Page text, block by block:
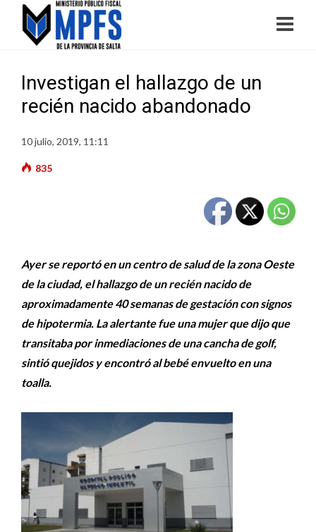
Investigan el hallazgo de un
recién nacido abandonado
10 julio, 2019, 11:11
835
Ayer se reportó en un centro de salud de la zona Oeste
de la ciudad, el hallazgo de un recién nacido de
aproximadamente 40 semanas de gestación con signos
de hipotermia. La alertante fue una mujer que dijo que
transitaba por inmediaciones de una cancha de golf,
sintió quejidos y encontró al bebé envuelto en una
toalla.